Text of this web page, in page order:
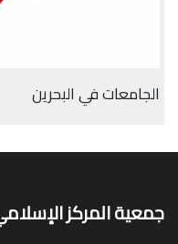
الجامعات في البحرين
جمعية المركز الإسلامي